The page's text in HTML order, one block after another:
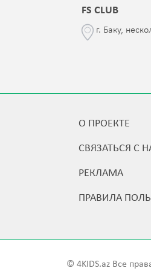
FS CLUB
г. Баку,
О ПРОЕКТЕ
СВЯЗАТЬСЯ С
РЕКЛАМА
ПРАВИЛА
© 4KIDS.az Все